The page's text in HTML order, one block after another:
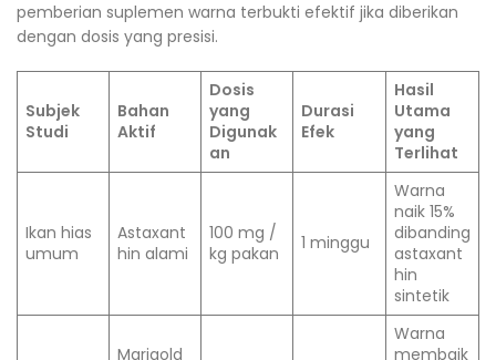
pemberian suplemen warna terbukti efektif jika diberikan
dengan dosis yang presisi.
Subjek
Studi
Bahan
Aktif
Dosis
yang
Digunak
an
Durasi
Efek
Hasil
Utama
yang
Terlihat
Ikan hias
umum
Astaxant
hin alami
100 mg /
kg pakan
1 minggu
Warna
naik 15%
dibanding
astaxant
hin
sintetik
Marigold
Warna
membaik